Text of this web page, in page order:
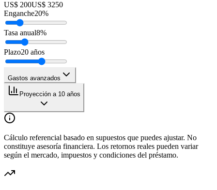
US$ 200US$ 3250
Enganche20%
Tasa anual8%
Plazo20 años
Gastos avanzados
Proyección a 10 años
Cálculo referencial basado en supuestos que puedes ajustar. No
constituye asesoría financiera. Los retornos reales pueden variar
según el mercado, impuestos y condiciones del préstamo.